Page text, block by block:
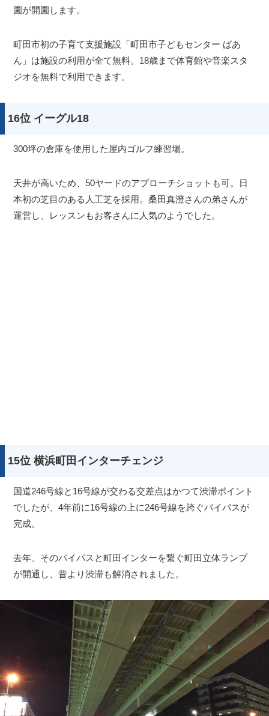
園が開園します。
町田市初の子育て支援施設「町田市子どもセンター ばあ
ん」は施設の利用が全て無料。18歳まで体育館や音楽スタ
ジオを無料で利用できます。
16位 イーグル18
300坪の倉庫を使用した屋内ゴルフ練習場。
天井が高いため、50ヤードのアプローチショットも可。日
本初の芝目のある人工芝を採用。桑田真澄さんの弟さんが
運営し、レッスンもお客さんに人気のようでした。
15位 横浜町田インターチェンジ
国道246号線と16号線が交わる交差点はかつて渋滞ポイント
でしたが、4年前に16号線の上に246号線を跨ぐバイパスが
完成。
去年、そのバイパスと町田インターを繋ぐ町田立体ランプ
が開通し、昔より渋滞も解消されました。